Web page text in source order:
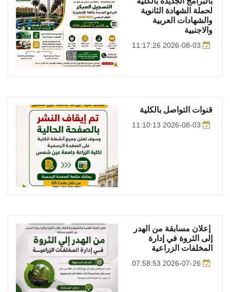
لحملة الشهادة الثانوية
والشهادات العربية
والاجنبية
2026-08-03 11:17:26
قنوات التواصل بالكلية
2026-08-03 11:10:13
إعلان مسابقة من الهدر
إلى الثروة في إدارة
المخلفات الزراعية
2026-07-26 07:58:53